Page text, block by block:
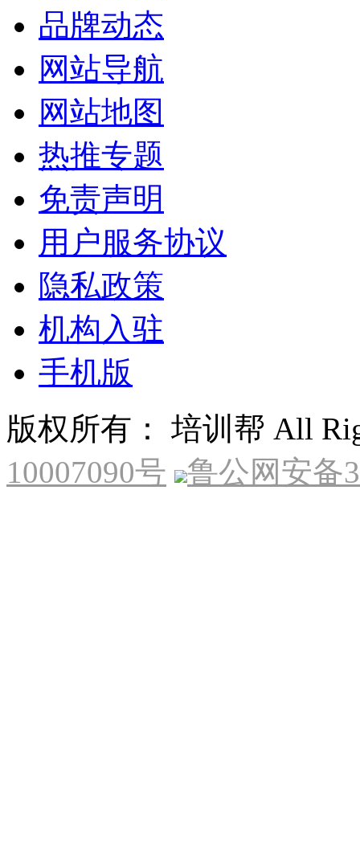
品牌动态
网站导航
网站地图
热推专题
免责声明
用户服务协议
隐私政策
机构入驻
手机版
版权所有： 培训帮 All
10007090号
鲁公网安备